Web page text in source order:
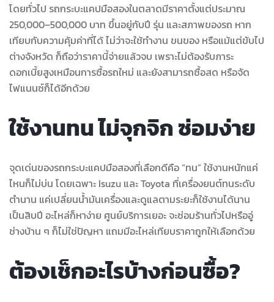
โดยทั่วไป รถกระบะแคปมือสองในตลาดมีราคาตั้งแต่ประมาณ
250,000–500,000 บาท ขึ้นอยู่กับปี รุ่น และสภาพของรถ หาก
เทียบกับความคุ้มค่าที่ได้ ไม่ว่าจะใช้ทำงาน ขนของ หรือแม้แต่ขับไป
ต่างจังหวัด ก็ถือว่าราคานี้จ่ายแล้วจบ เพราะไม่ต้องรับภาระ
ดอกเบี้ยสูงเหมือนการซื้อรถใหม่ และยังสามารถซื้อสด หรือจัด
ไฟแนนซ์ก็ได้อีกด้วย
ใช้งานทน ไม่จุกจิก ซ่อมง่าย
จุดเด่นของรถกระบะแคปมือสองที่เลือกดีคือ “ทน” ใช้งานหนักแค่
ไหนก็ไม่บ่น โดยเฉพาะ Isuzu และ Toyota ที่เครื่องยนต์ทนระดับ
ตำนาน แค่เปลี่ยนน้ำมันเครื่องและดูแลตามระยะก็ใช้งานได้นาน
เป็นสิบปี อะไหล่ก็หาง่าย ศูนย์บริการเยอะ จะซ่อมร้านทั่วไปหรืออู่
ช่างบ้าน ๆ ก็ไม่ใช่ปัญหา แถมมีอะไหล่เทียบราคาถูกให้เลือกด้วย
ต้องเช็กอะไรบ้างก่อนซื้อ?